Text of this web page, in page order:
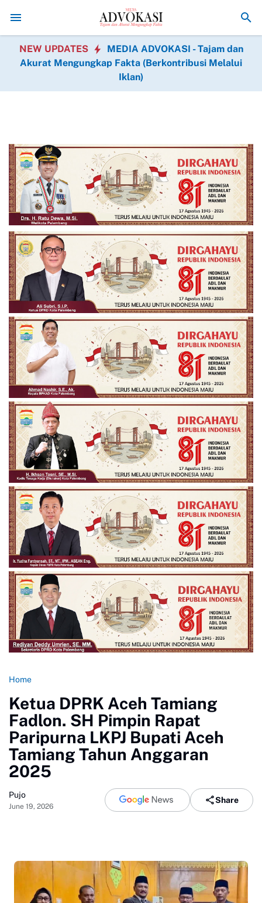
Semangat Pengabdian Tanpa Kenal Kata Kendor
NEW UPDATES
MEDIA ADVOKASI - Tajam dan
Akurat Mengungkap Fakta (Berkontribusi Melalui
Iklan)
Home
Ketua DPRK Aceh Tamiang
Fadlon. SH Pimpin Rapat
Paripurna LKPJ Bupati Aceh
Tamiang Tahun Anggaran
2025
Pujo
June 19, 2026
Share